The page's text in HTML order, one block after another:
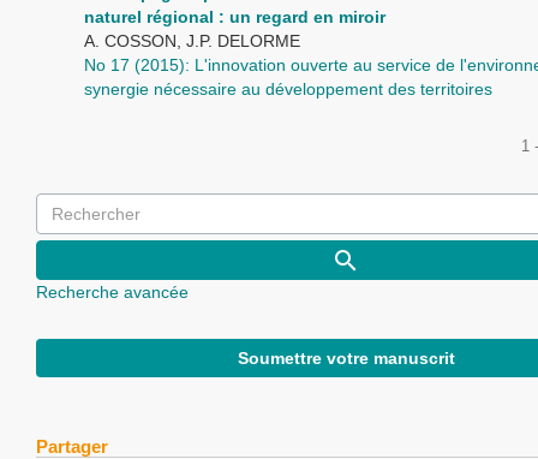
naturel régional : un regard en miroir
A. COSSON, J.P. DELORME
No 17 (2015): L'innovation ouverte au service de
synergie nécessaire au développement des territoires
1
Recherche avancée
Soumettre votre manuscrit
Partager